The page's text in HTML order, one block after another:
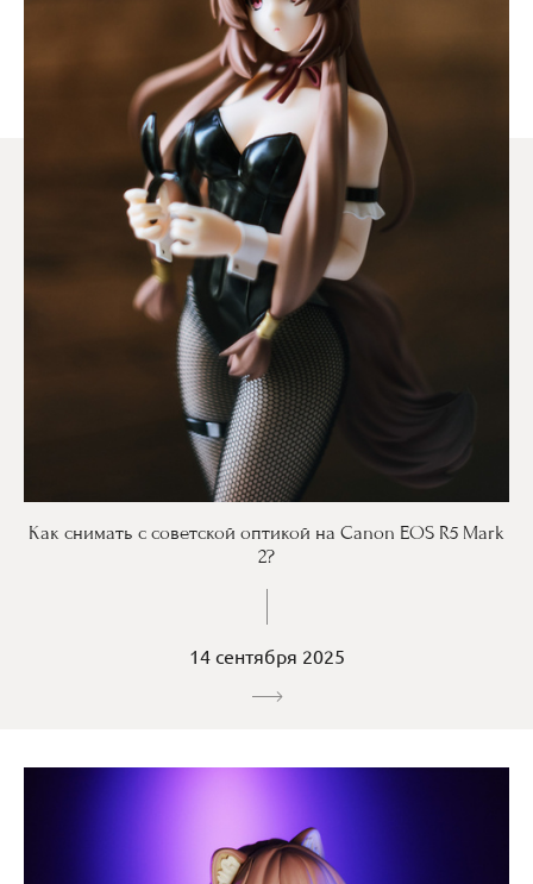
Как снимать с советской оптикой на Canon EOS R5 Mark
2?
14 сентября 2025